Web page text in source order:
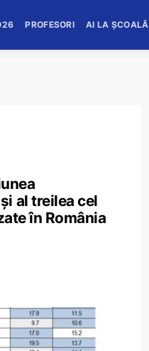
PROFESORI AI LA ȘCOALĂ
al treilea cel
în România